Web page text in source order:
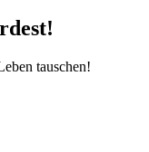
tauschen!